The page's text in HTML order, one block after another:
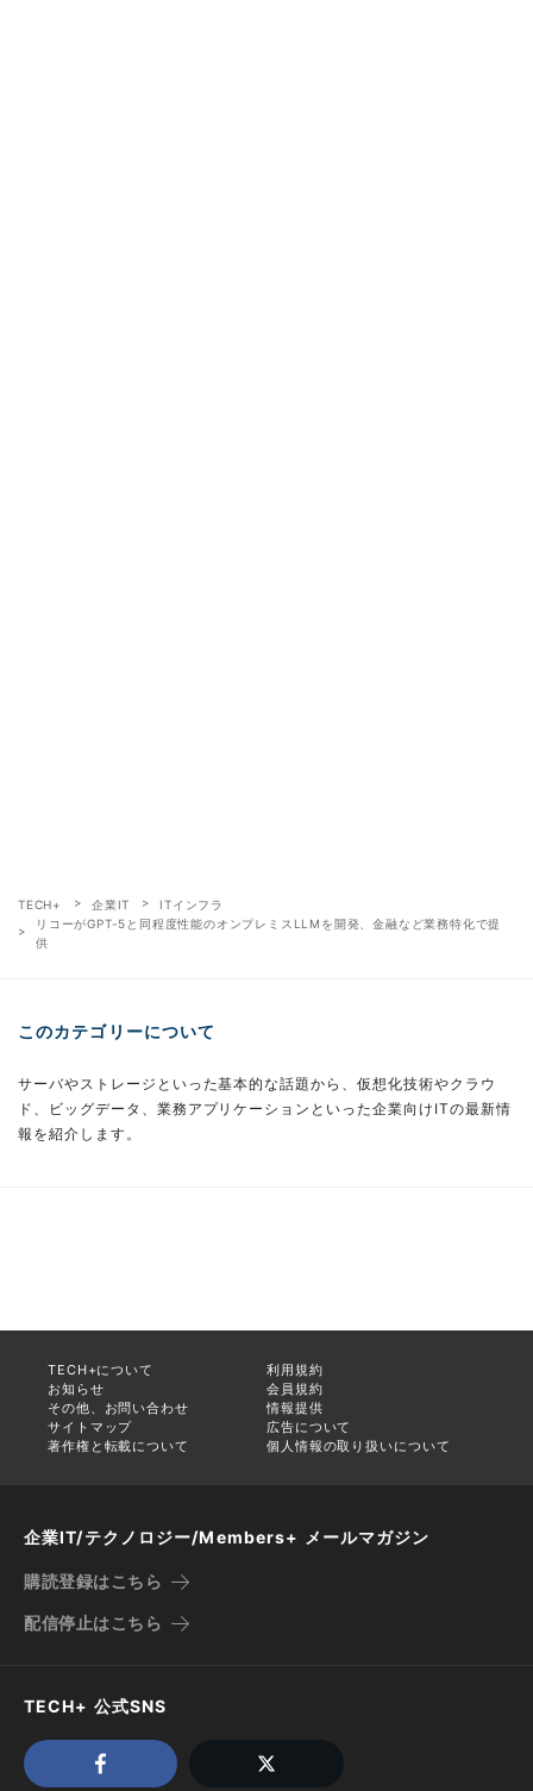
TECH+ 企業IT
ITインフラ
リコーがGPT-5と同程度性能のオンプレミスLLMを開発、金融など業務特化で提
供
このカテゴリーについて
サーバやストレージといった基本的な話題から、仮想化技術やクラウ
ド、ビッグデータ、業務アプリケーションといった企業向けITの最新情
報を紹介します。
TECH+について
利用規約
お知らせ
会員規約
その他、お問い合わせ
情報提供
サイトマップ
広告について
著作権と転載について
個人情報の取り扱いについて
企業IT/テクノロジー/Members+ メールマガジン
購読登録はこちら
配信停止はこちら
TECH+ 公式SNS